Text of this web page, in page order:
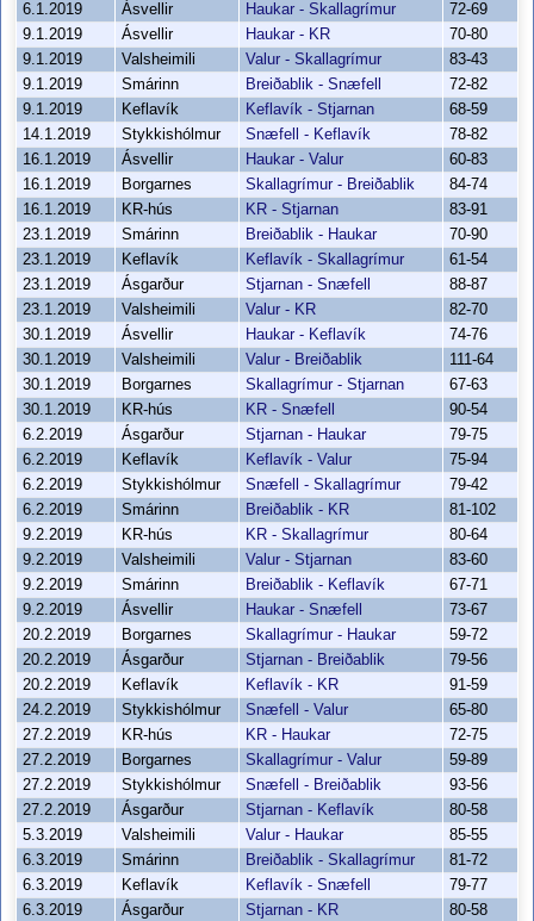
6.1.2019
Ásvellir Haukar - Skallagrímur
72-69
9.1.2019
Ásvellir Haukar - KR
70-80
9.1.2019
Valsheimili Valur - Skallagrímur
83-43
9.1.2019
Smárinn Breiðablik - Snæfell
72-82
9.1.2019
Keflavík Keflavík - Stjarnan
68-59
14.1.2019
Stykkishólmur Snæfell - Keflavík
78-82
16.1.2019
Ásvellir Haukar - Valur
60-83
16.1.2019
Borgarnes Skallagrímur - Breiðablik
84-74
16.1.2019
KR-hús KR - Stjarnan
83-91
23.1.2019
Smárinn Breiðablik - Haukar
70-90
23.1.2019
Keflavík Keflavík - Skallagrímur
61-54
23.1.2019
Ásgarður Stjarnan - Snæfell
88-87
23.1.2019
Valsheimili Valur - KR
82-70
30.1.2019
Ásvellir Haukar - Keflavík
74-76
30.1.2019
Valsheimili Valur - Breiðablik
111-64
30.1.2019
Borgarnes Skallagrímur - Stjarnan
67-63
30.1.2019
KR-hús KR - Snæfell
90-54
6.2.2019
Ásgarður Stjarnan - Haukar
79-75
6.2.2019
Keflavík Keflavík - Valur
75-94
6.2.2019
Stykkishólmur Snæfell - Skallagrímur
79-42
6.2.2019
Smárinn Breiðablik - KR
81-102
9.2.2019
KR-hús KR - Skallagrímur
80-64
9.2.2019
Valsheimili Valur - Stjarnan
83-60
9.2.2019
Smárinn Breiðablik - Keflavík
67-71
9.2.2019
Ásvellir Haukar - Snæfell
73-67
20.2.2019
Borgarnes Skallagrímur - Haukar
59-72
20.2.2019
Ásgarður Stjarnan - Breiðablik
79-56
20.2.2019
Keflavík Keflavík - KR
91-59
24.2.2019
Stykkishólmur Snæfell - Valur
65-80
27.2.2019
KR-hús KR - Haukar
72-75
27.2.2019
Borgarnes Skallagrímur - Valur
59-89
27.2.2019
Stykkishólmur Snæfell - Breiðablik
93-56
27.2.2019
Ásgarður Stjarnan - Keflavík
80-58
5.3.2019
Valsheimili Valur - Haukar
85-55
6.3.2019
Smárinn Breiðablik - Skallagrímur
81-72
6.3.2019
Keflavík Keflavík - Snæfell
79-77
6.3.2019
Ásgarður Stjarnan - KR
80-58